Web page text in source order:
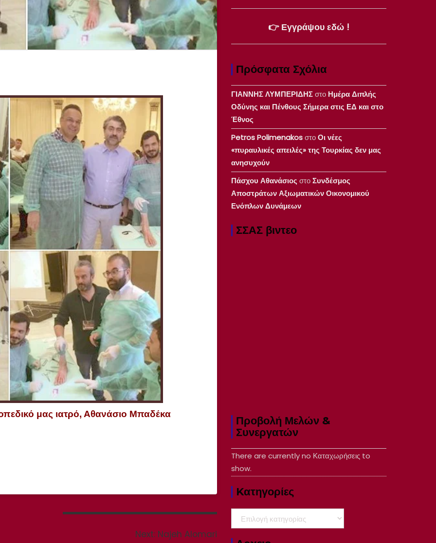
μας ιατρό, Αθανάσιο Μπαδέκα
Next: Next
Najeh Alomari
👉 Εγγράψου εδώ !
Πρόσφατα Σχόλια
ΓΙΑΝΝΗΣ ΛΥΜΠΕΡΙΔΗΣστο Ημέρα Διπλής
Οδύνης και Πένθους Σήμερα στις ΕΔ και στο
Έθνος
Petros PolimenakosστοΟι νέες
«πυραυλικές απειλές» της Τουρκίας δεν μας
ανησυχούν
Πάσχου Αθανάσιος στοΣυνδέσμος
Αποστράτων Αξιωματικών Οικονομικού
Ενόπλων Δυνάμεων
ΣΣΑΣ βιντεο
Προβολή Μελών &
Συνεργατών
There are currently no Καταχωρήσεις to
show.
Kατηγορίες
Kατηγορίες